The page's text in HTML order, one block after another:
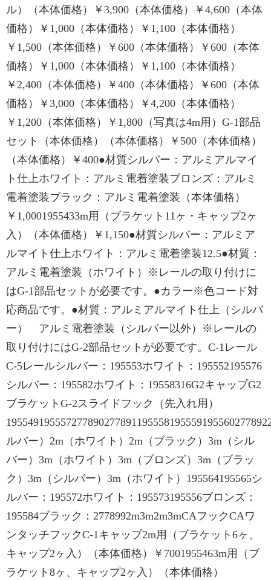
ル）（本体価格）￥3,900（本体価格）￥4,600（本体
価格）￥1,000（本体価格）￥1,100（本体価格）
￥1,500（本体価格）￥600（本体価格）￥600（本体
価格）￥1,000（本体価格）￥1,100（本体価格）
￥2,400（本体価格）￥400（本体価格）￥600（本体
価格）￥3,000（本体価格）￥4,200（本体価格）
￥1,200（本体価格）￥1,800（写真は4m用）G-1部品
セット（本体価格）（本体価格）￥500（本体価格）
（本体価格）￥400●材質シルバー：アルミアルマイ
ト仕上ホワイト：アルミ電着塗装ブロンズ：アルミ
電着塗装ブラック：アルミ電着塗装（本体価格）
￥1,0001955433m用（ブラケット11ヶ・キャップ2ヶ
入）（本体価格）￥1,150●材質シルバー：アルミア
ルマイト仕上ホワイト：アルミ電着塗装12.5●材質：
アルミ電着塗装（ホワイト）※レールの取り付けに
はG-1部品セットが必要です。●カラー※色コード対
応商品です。●材質：アルミアルマイト仕上（シルバ
ー） アルミ電着塗装（シルバー以外）※レールの
取り付けにはG-2部品セットが必要です。C-1レール
C-5レールシルバー：195553ホワイト：195552195576
シルバー：195582ホワイト：19558316G2キャップG2
ブラケットG-2スライドフック（先入れ用）
ルバー）2m（ホワイト）2m（ブラック）3m（シル
バー）3m（ホワイト）3m（ブロンズ）3m（ブラッ
ク）3m（シルバー）3m（ホワイト）195564195565シ
ルバー：195572ホワイト：195573195556ブロンズ：
195584ブラック：2778992m3m2m3mCAフックCAワ
ンタッチフックC-1キャップ2m用（ブラケット6ヶ、
キャップ2ヶ入）（本体価格）￥7001955463m用（ブ
ラケット8ヶ、キャップ2ヶ入）（本体価格）